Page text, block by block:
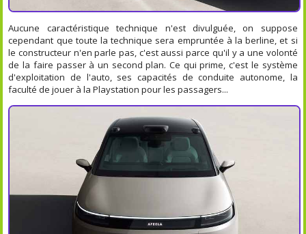
Aucune caractéristique technique n'est divulguée, on suppose
cependant que toute la technique sera empruntée à la berline, et si
le constructeur n'en parle pas, c'est aussi parce qu'il y a une volonté
de la faire passer à un second plan. Ce qui prime, c'est le système
d'exploitation de l'auto, ses capacités de conduite autonome, la
faculté de jouer à la Playstation pour les passagers...